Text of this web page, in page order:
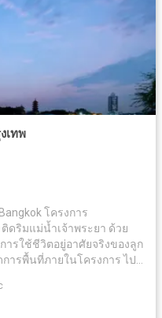
เทพ
โครงการ
ดริมแม่น้ำเจ้าพระยา ด้วย
ารใช้ชีวิตอยู่อาศัยจริงของลูก
ารพื้นที่ภายในโครงการ ไป
for your Soul แต่